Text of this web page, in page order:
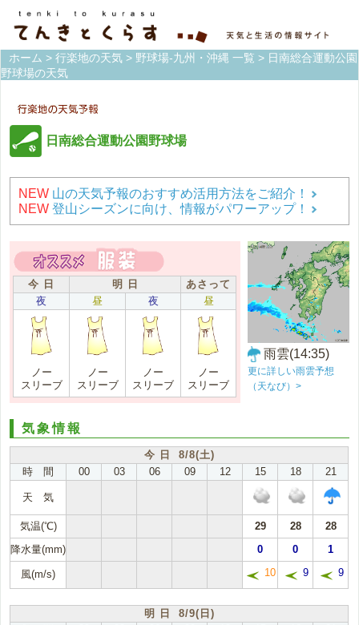
ホーム > 行楽地の天気 > 野球場-九州・沖縄 一覧 > 日南総合運動公園
野球場の天気
日南総合運動公園野球場
NEW 山の天気予報のおすすめ活用方法をご紹介！
NEW 登山シーズンに向け、情報がパワーアップ！
今 日 明 日
あさって
夜
昼 夜 昼
ノー
スリーブ
ノー
スリーブ
ノー
スリーブ
ノー
スリーブ
雨雲(14:35)
更に詳しい雨雲予想
（天なび）>
気象情報
今 日 8/8(土)
時 間
00 03 06 09 12 15 18 21
天 気
気温(℃) 29 28
28
降水量(mm)
0 0 1
風(m/s) 10 9 9
明 日 8/9(日)